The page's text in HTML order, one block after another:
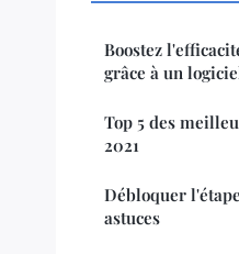
Boostez
grâce à un
Top 5 des
2021
Débloquer
astuces